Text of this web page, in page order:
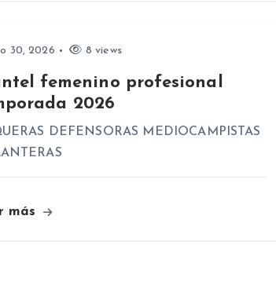
30, 2026 8 views
femenino profesional
2026
DEFENSORAS MEDIOCAMPISTAS
más